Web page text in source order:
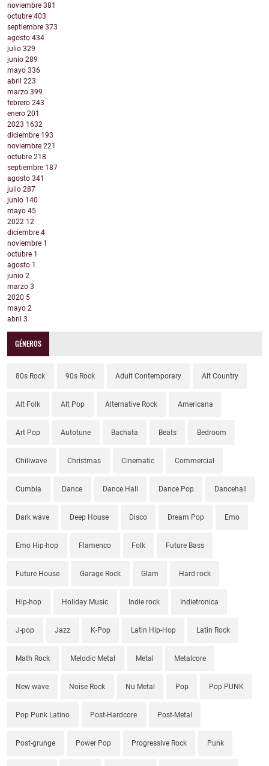
noviembre 381
octubre 403
septiembre 373
agosto 434
julio 329
junio 289
mayo 336
abril 223
marzo 399
febrero 243
enero 201
2023 1632
diciembre 193
noviembre 221
octubre 218
septiembre 187
agosto 341
julio 287
junio 140
mayo 45
2022 12
diciembre 4
noviembre 1
octubre 1
agosto 1
junio 2
marzo 3
2020 5
mayo 2
abril 3
GÉNEROS
80s Rock 90s Rock Adult Contemporary Alt Country
Alt Folk Alt Pop Alternative Rock Americana
Art Pop Autotune Bachata Beats Bedroom
Chillwave Christmas Cinematic Commercial
Cumbia Dance Dance Hall Dance Pop Dancehall
Dark wave Deep House Disco Dream Pop Emo
Emo Hip-hop Flamenco Folk Future Bass
Future House Garage Rock Glam Hard rock
Hip-hop Holiday Music Indie rock Indietronica
J-pop Jazz K-Pop Latin Hip-Hop Latin Rock
Math Rock Melodic Metal Metal Metalcore
New wave Noise Rock Nu Metal Pop Pop PUNK
Pop Punk Latino Post-Hardcore Post-Metal
Post-grunge Power Pop Progressive Rock Punk